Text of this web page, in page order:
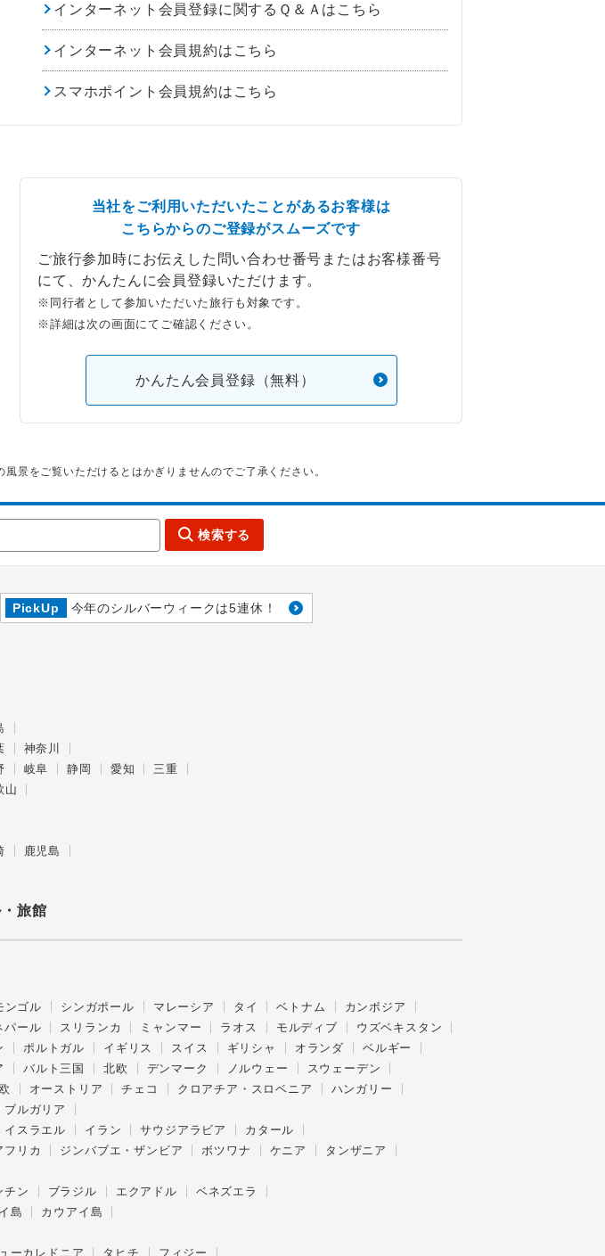
インターネット会員登録に関するＱ＆Ａはこちら
インターネット会員規約はこちら
スマホポイント会員規約はこちら
当社をご利用いただいたことがあるお客様は
こちらからのご登録がスムーズです
ご旅行参加時にお伝えした問い合わせ番号またはお客様番号
にて、かんたんに会員登録いただけます。
※同行者として参加いただいた旅行も対象です。
※詳細は次の画面にてご確認ください。
かんたん会員登録（無料）
景をご覧いただけるとはかぎりませんのでご了承ください。
検索する
PickUp 今年のシルバーウィークは5連休！
神奈川
岐阜 静岡 愛知
三重
山
鹿児島
旅館
ンゴル シンガポール マレーシア タイ ベトナム
カンボジア
パール スリランカ ミャンマー ラオス モルディブ
ウズベキスタン
ポルトガル イギリス スイス ギリシャ オランダ
ベルギー
バルト三国 北欧 デンマーク ノルウェー
スウェーデン
オーストリア チェコ クロアチア・スロベニア
ハンガリー
ブルガリア
イスラエル イラン サウジアラビア
カタール
フリカ ジンバブエ・ザンビア ボツワナ ケニア
タンザニア
チン ブラジル エクアドル
ベネズエラ
島
カウアイ島
ーカレドニア タヒチ フィジー